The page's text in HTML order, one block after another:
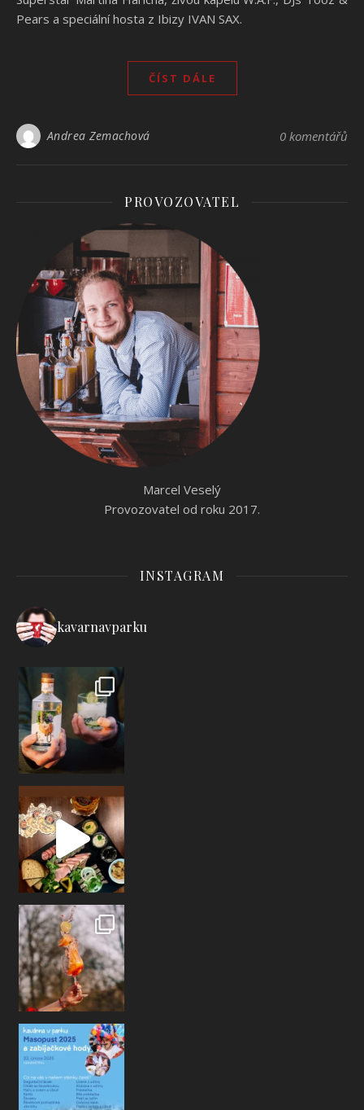
Pears a speciální hosta z Ibizy IVAN SAX.
ČÍST DÁLE
Andrea Zemachová 0 komentářů
PROVOZOVATEL
Marcel Veselý
Provozovatel od roku 2017.
INSTAGRAM
kavarnavparku
Připravili jsme si pro vás sezónní nabídk
Ahoj kamarádi, už v sobotu se na Vás těš